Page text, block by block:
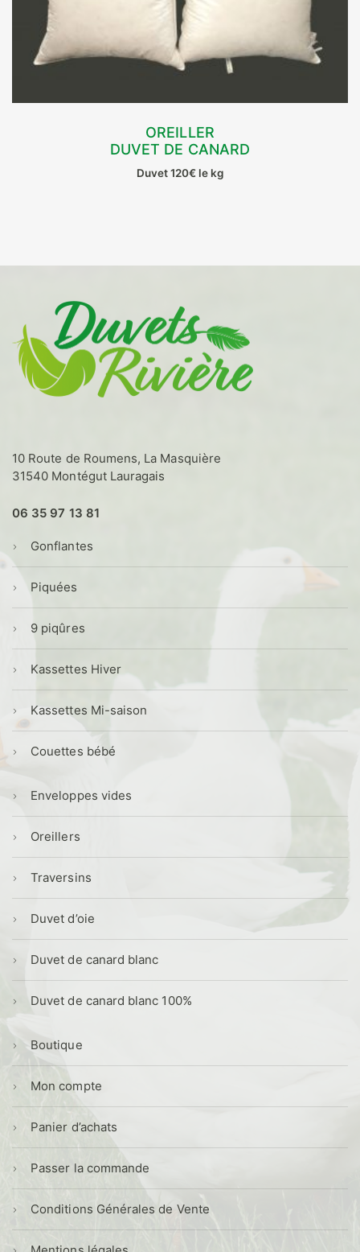
OREILLER
DUVET DE CANARD
Duvet 120€ le kg
CHOIX DES OPTIONS
peuvent
être
choisies
sur
la
10 Route de Roumens, La Masquière
31540 Montégut Lauragais
06 35 97 13 81
Gonflantes
Piquées
9 piqûres
Kassettes Hiver
Kassettes Mi-saison
Couettes bébé
Enveloppes vides
Oreillers
Traversins
Duvet d’oie
Duvet de canard blanc
Duvet de canard blanc 100%
Boutique
Mon compte
Panier d’achats
Passer la commande
Conditions Générales de Vente